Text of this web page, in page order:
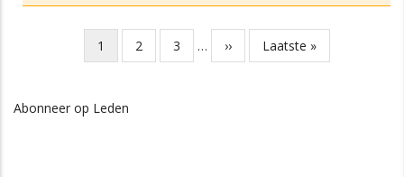
PaginatieHuidige
pagina
1 Pagina
2 Pagina
3 …
Volgende
pagina
››
Laatste
pagina
Laatste »
Abonneer op Leden